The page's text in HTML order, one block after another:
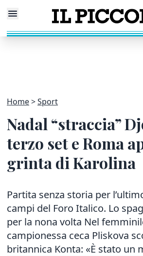
Home Sport
Nadal “straccia”
terzo set e Roma
grinta di Karolina
Partita senza storia per
campi del Foro Italico. Lo
per la nona volta Nel
campionessa ceca Pliskova
britannica Konta: «È stato un